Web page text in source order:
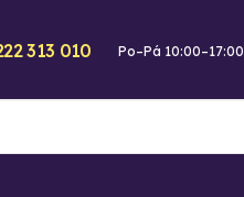
313 010 Po–Pá 10:00–17:00